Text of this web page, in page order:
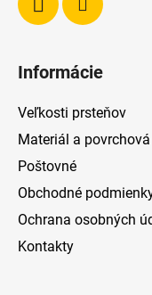
Informácie
Veľkosti prsteňov
Materiál a
Poštovné
Obchodné
Ochrana osobných
Kontakty